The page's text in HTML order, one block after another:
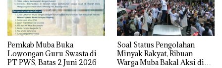
Pemkab Muba Buka
Lowongan Guru Swasta di
PT PWS, Batas 2 Juni 2026
Soal Status Pengolahan
Minyak Rakyat, Ribuan
Warga Muba Bakal Aksi di